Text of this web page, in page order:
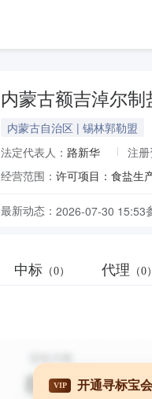
内蒙古额吉淖尔制
内蒙古自治区 | 锡林郭勒盟
法定代表人： 路新华 注册
经营范围：
最新动态： 2026-07-30 15:53
中标 （0） 代理 （0）
VIP 开通寻标宝